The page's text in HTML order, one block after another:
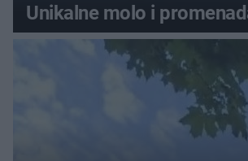
Unikalne molo i